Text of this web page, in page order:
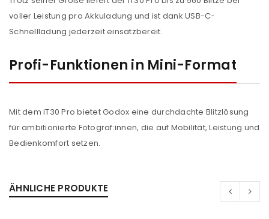
ANMELDEN
Benutzername oder E-Mail-Adresse*
Passwort*
ANMELDEN
voller Leistung pro Akkuladung und ist dank USB-C-
Schnellladung jederzeit einsatzbereit.
Profi-Funktionen in Mini-Format
Mit dem iT30 Pro bietet Godox eine durchdachte Blitzlösung
für ambitionierte Fotograf:innen, die auf Mobilität, Leistung und
Bedienkomfort setzen.
ÄHNLICHE PRODUKTE